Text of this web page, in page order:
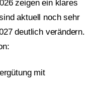
zeigen ein klares
aktuell noch sehr
deutlich verändern.
mit